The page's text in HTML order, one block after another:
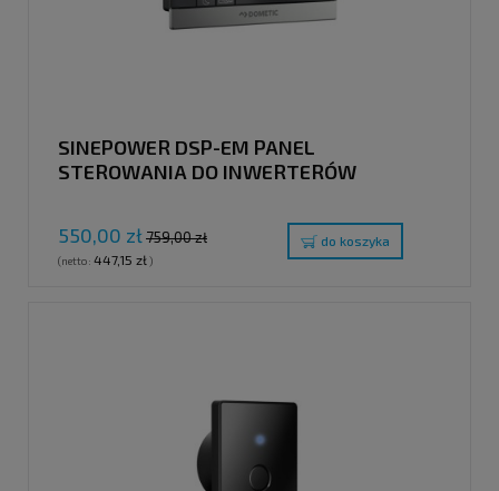
SINEPOWER DSP-EM PANEL
STEROWANIA DO INWERTERÓW
550,00 zł 759,00 zł
(netto: 447,15 zł)
do koszyka